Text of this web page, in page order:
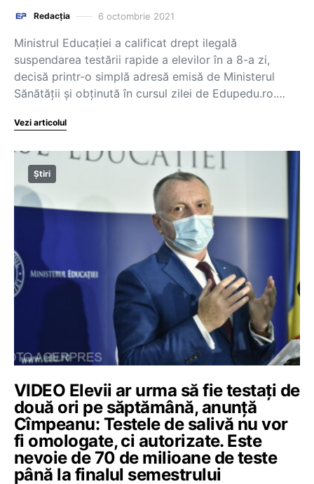
Redacția 6 octombrie 2021
Ministrul Educației a calificat drept ilegală
suspendarea testării rapide a elevilor în a 8-a zi,
decisă printr-o simplă adresă emisă de Ministerul
Sănătății și obținută în cursul zilei de Edupedu.ro.…
Vezi articolul
Știri
VIDEO Elevii ar urma să fie testați de
două ori pe săptămână, anunță
Cîmpeanu: Testele de salivă nu vor
fi omologate, ci autorizate. Este
nevoie de 70 de milioane de teste
până la finalul semestrului